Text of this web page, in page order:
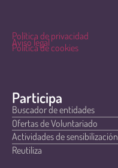
Política de privacidad
Aviso legal
Política de cookies
Participa
Buscador de entidades
Ofertas de Voluntariado
Actividades de sensibilización
Reutiliza